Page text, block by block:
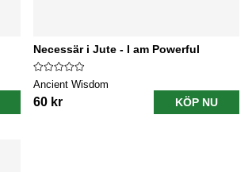
Necessär i Jute - I am Powerful
Ancient Wisdom
60 kr KÖP NU